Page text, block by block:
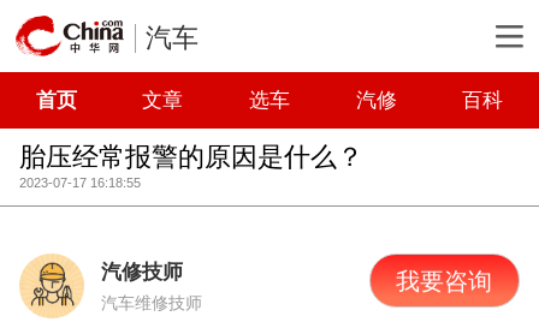
汽车
首页 文章 选车 汽修 百科
胎压经常报警的原因是什么？
2023-07-17 16:18:55
汽修技师
汽车维修技师
我要咨询